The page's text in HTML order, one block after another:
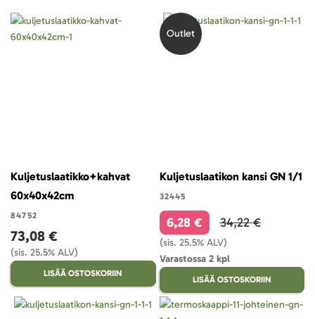
Kuljetuslaatikko+kahvat
60x40x42cm
84752
73,08 €
(sis. 25.5% ALV)
LISÄÄ OSTOSKORIIN
Outlet
Kuljetuslaatikon kansi GN 1/1
32445
6,28 € 34,22 €
(sis. 25.5% ALV)
Varastossa 2 kpl
LISÄÄ OSTOSKORIIN